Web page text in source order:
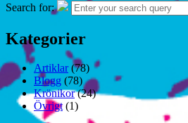
Search for:
Kategorier
Artiklar(78)
Blogg (78)
Krönikor(24)
Övrigt(1)